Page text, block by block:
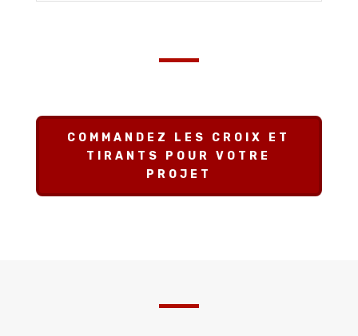
COMMANDEZ LES CROIX ET
TIRANTS POUR VOTRE
PROJET